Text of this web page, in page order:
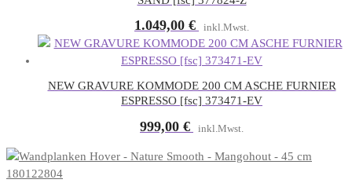
1.049,00 € inkl.Mwst.
NEW GRAVURE KOMMODE 200 CM ASCHE FURNIER
ESPRESSO [fsc] 373471-EV
999,00 € inkl.Mwst.